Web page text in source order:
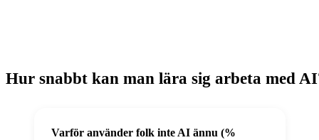
Hur snabbt kan man lära sig arbeta med
Varför använder folk inte AI ännu (%